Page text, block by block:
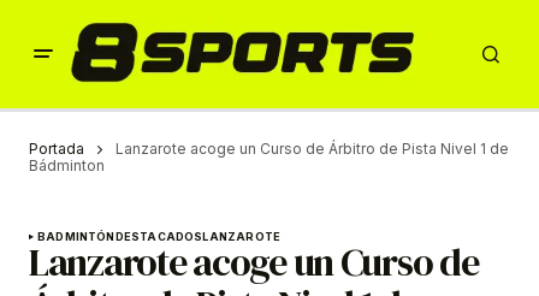
Portada
Lanzarote acoge un Curso de Árbitro de Pista Nivel 1 de
Bádminton
BADMINTÓNDESTACADOSLANZAROTE
Lanzarote acoge un Curso de